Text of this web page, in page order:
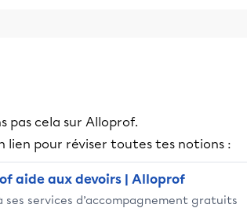
pas cela sur Alloprof.
lien pour réviser toutes tes notions :
aide aux devoirs | Alloprof
ses services d’accompagnement gratuits